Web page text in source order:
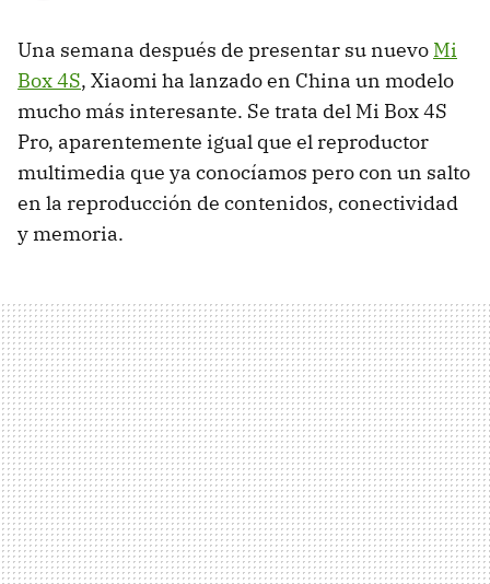
Una semana después de presentar su nuevo Mi
Box 4S, Xiaomi ha lanzado en China un modelo
mucho más interesante. Se trata del Mi Box 4S
Pro, aparentemente igual que el reproductor
multimedia que ya conocíamos pero con un salto
en la reproducción de contenidos, conectividad
y memoria.